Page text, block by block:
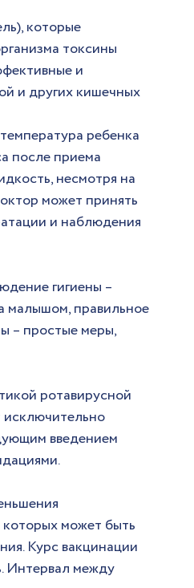
которые
токсины
и
и других кишечных
ребенка
после приема
несмотря на
может принять
и наблюдения
гигиены –
малышом, правильное
– простые меры,
ротавирусной
исключительно
введением
которых может быть
Курс вакцинации
Интервал между